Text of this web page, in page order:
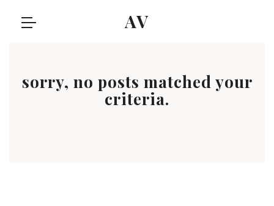
AV
sorry, no posts matched your
criteria.